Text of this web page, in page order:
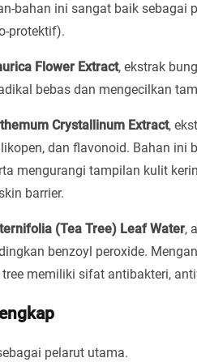
bahan ini sangat baik sebagai
protektif).
Flower Extract, ekstrak
bebas dan mengecilkan
Crystallinum Extract,
dan flavonoid. Bahan ini
mengurangi tampilan kulit
barrier.
(Tea Tree) Leaf Water,
benzoyl peroxide.
tree memiliki sifat antibakteri,
pelarut utama.